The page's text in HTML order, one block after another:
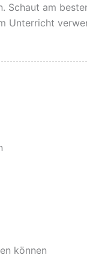
am
Unterricht
können